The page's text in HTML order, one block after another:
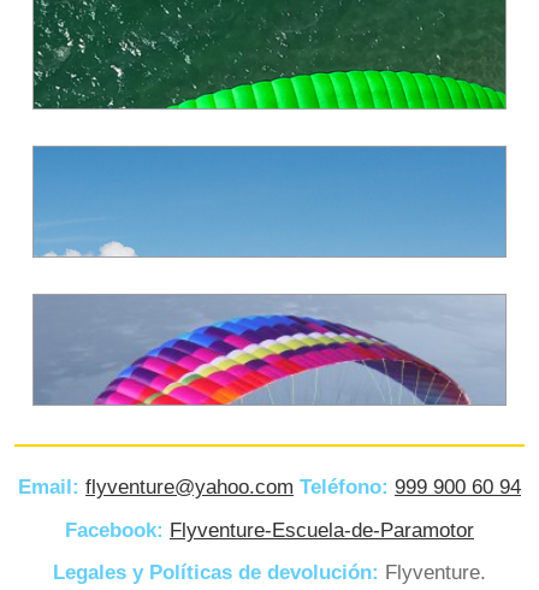
VISTA IV LIGHT / APCO
Email: flyventure@yahoo.com Teléfono: 999 900 60 94
Facebook: Flyventure-Escuela-de-Paramotor
Legales y Políticas de devolución: Flyventure.